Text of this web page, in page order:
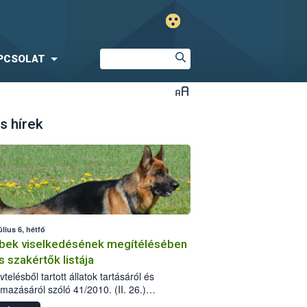
hírek
6, hétfő
viselkedésének megítélésében
szakértők listája
tartott állatok tartásáról és
szóló 41/2010. (II. 26.)
szabályozza az eb okozta fizikai